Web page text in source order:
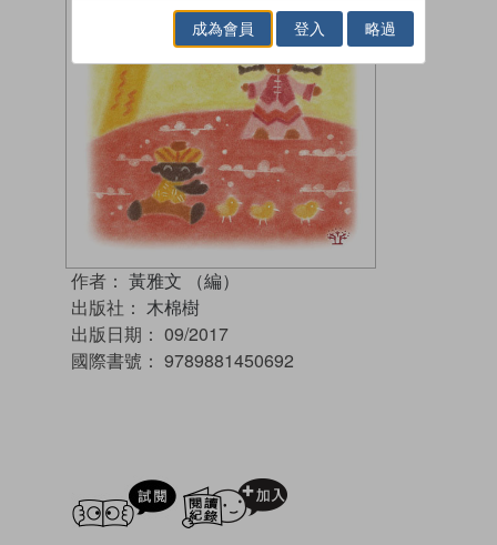
作者： 黃雅文 （編）
出版社： 木棉樹
出版日期： 09/2017
國際書號： 9789881450692
試閲
成為會員 登入 略過